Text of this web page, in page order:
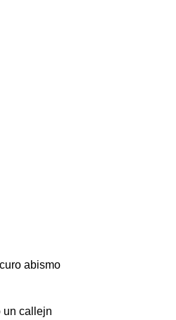
abismo
un callejn